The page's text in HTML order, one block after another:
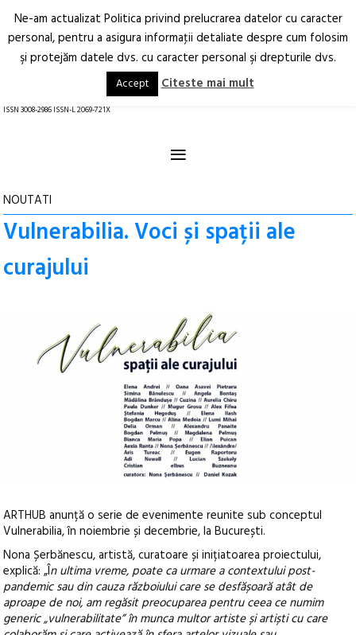
Arhitectură.
Oraș.
RO EN
ISSN 3008-2986 ISSN-L 2069-721X
≡
NOUTATI
Vulnerabilia. Voci și spații ale
curajului
ARTHUB anunță o serie de evenimente reunite sub conceptul
Vulnerabilia, în noiembrie și decembrie, la București.
Nona Șerbănescu, artistă, curatoare și inițiatoarea proiectului,
explică: „În ultima vreme, poate ca urmare a contextului post-
pandemic sau din cauza războiului care se desfășoară atât de
aproape de noi, am regăsit preocuparea pentru ceea ce numim
generic „vulnerabilitate” în munca multor artiste și artiști cu care
Ne-am actualizat Politica privind prelucrarea datelor cu caracter
personal, pentru a asigura informaţii detaliate despre cum folosim
şi protejăm datele dvs. cu caracter personal şi drepturile dvs.
Accept Citeste mai mult